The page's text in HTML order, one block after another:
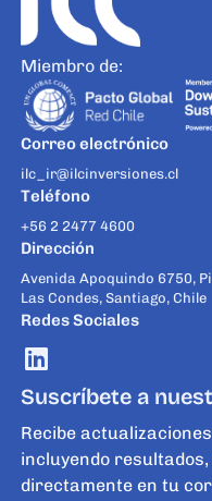
Miembro de:
Correo electrónico
ilc_ir@ilcinversiones.cl
Teléfono
+56 2 2477 4600
Dirección
Avenida Apoquindo 6750,
Las Condes, Santiago, Chile
Redes Sociales
Suscríbete a
Recibe
incluyendo
directamente en tu